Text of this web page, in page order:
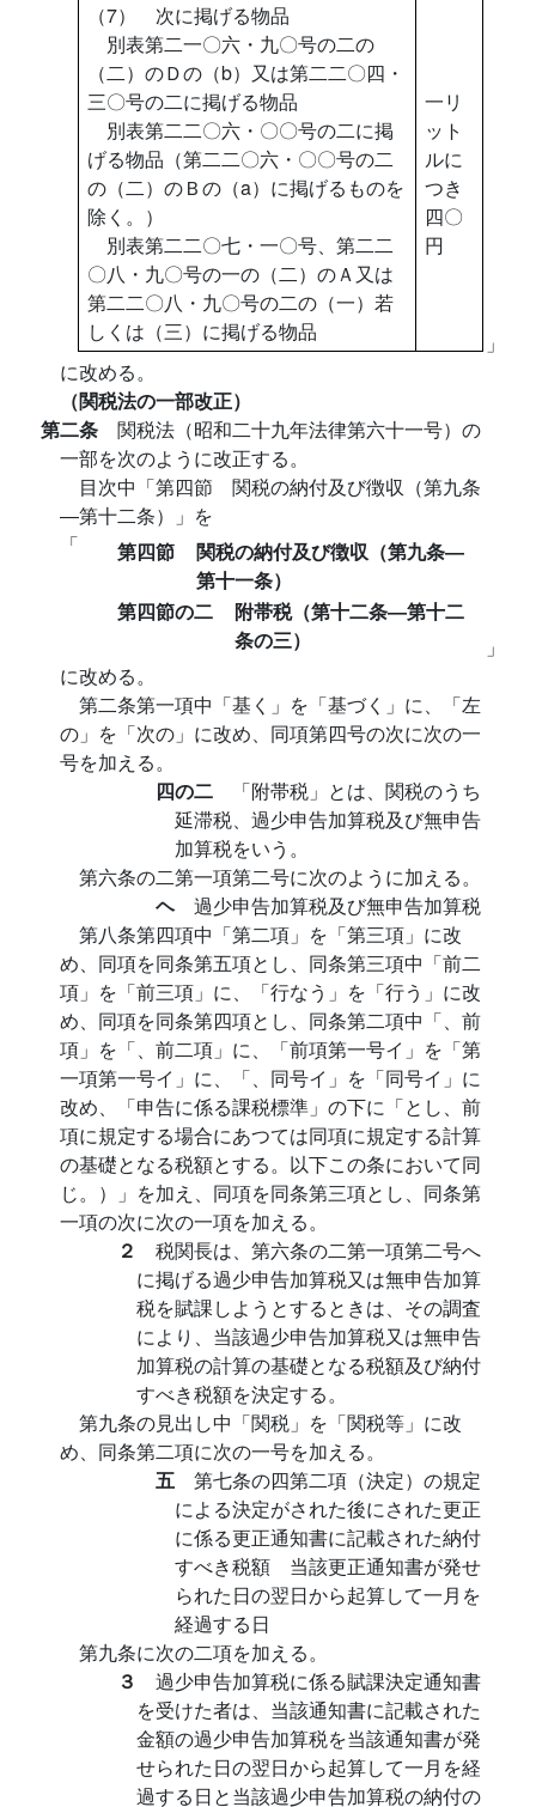
（7） 次に掲げる物品
別表第二一〇六・九〇号の二の
（二）のＤの（b）又は第二二〇四・
三〇号の二に掲げる物品
別表第二二〇六・〇〇号の二に掲
げる物品（第二二〇六・〇〇号の二
の（二）のＢの（a）に掲げるものを
除く。）
別表第二二〇七・一〇号、第二二
〇八・九〇号の一の（二）のＡ又は
第二二〇八・九〇号の二の（一）若
しくは（三）に掲げる物品
一リ
ット
ルに
つき
四〇
円
」
に改める。
（関税法の一部改正）
第二条 関税法（昭和二十九年法律第六十一号）の
一部を次のように改正する。
目次中「第四節 関税の納付及び徴収（第九条
―第十二条）」を
「
第四節
関税の納付及び徴収（第九条―
第十一条）
第四節の二
附帯税（第十二条―第十二
条の三）
」
に改める。
第二条第一項中「基く」を「基づく」に、「左
の」を「次の」に改め、同項第四号の次に次の一
号を加える。
四の二
「附帯税」とは、関税のうち
延滞税、過少申告加算税及び無申告
加算税をいう。
第六条の二第一項第二号に次のように加える。
ヘ 過少申告加算税及び無申告加算税
第八条第四項中「第二項」を「第三項」に改
め、同項を同条第五項とし、同条第三項中「前二
項」を「前三項」に、「行なう」を「行う」に改
め、同項を同条第四項とし、同条第二項中「、前
項」を「、前二項」に、「前項第一号イ」を「第
一項第一号イ」に、「、同号イ」を「同号イ」に
改め、「申告に係る課税標準」の下に「とし、前
項に規定する場合にあつては同項に規定する計算
の基礎となる税額とする。以下この条において同
じ。）」を加え、同項を同条第三項とし、同条第
一項の次に次の一項を加える。
２ 税関長は、第六条の二第一項第二号へ
に掲げる過少申告加算税又は無申告加算
税を賦課しようとするときは、その調査
により、当該過少申告加算税又は無申告
加算税の計算の基礎となる税額及び納付
すべき税額を決定する。
第九条の見出し中「関税」を「関税等」に改
め、同条第二項に次の一号を加える。
五 第七条の四第二項（決定）の規定
による決定がされた後にされた更正
に係る更正通知書に記載された納付
すべき税額 当該更正通知書が発せ
られた日の翌日から起算して一月を
経過する日
第九条に次の二項を加える。
３ 過少申告加算税に係る賦課決定通知書
を受けた者は、当該通知書に記載された
金額の過少申告加算税を当該通知書が発
せられた日の翌日から起算して一月を経
過する日と当該過少申告加算税の納付の